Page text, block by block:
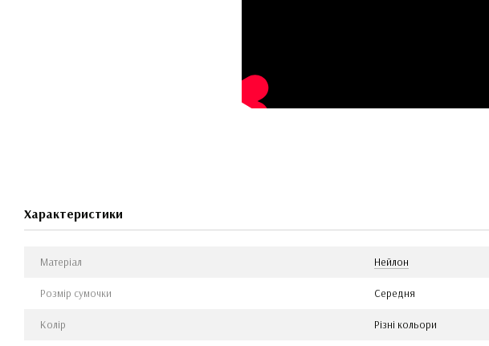
Характеристики
Матеріал Нейлон
Розмір сумочки Середня
Колір Різні кольори